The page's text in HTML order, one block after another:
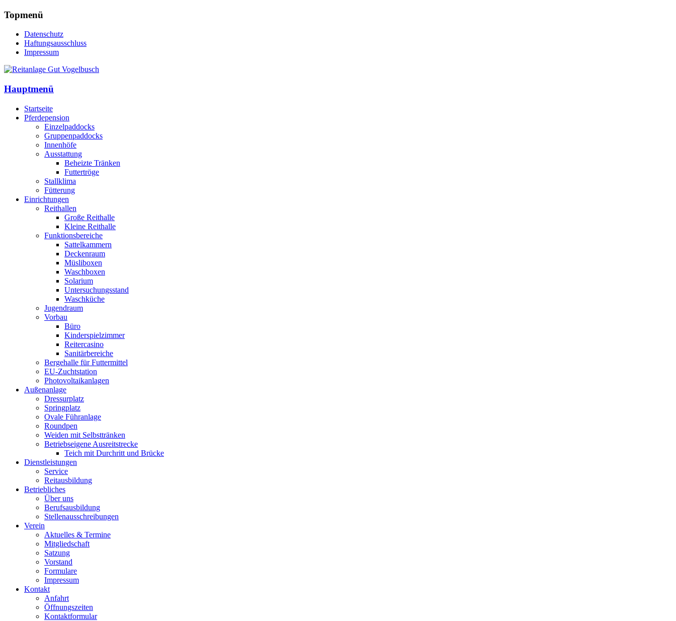
Topmenü
Datenschutz
Haftungsausschluss
Impressum
Hauptmenü
Startseite
Pferdepension
Einzelpaddocks
Gruppenpaddocks
Innenhöfe
Ausstattung
Beheizte Tränken
Futtertröge
Stallklima
Fütterung
Einrichtungen
Reithallen
Große Reithalle
Kleine Reithalle
Funktionsbereiche
Sattelkammern
Deckenraum
Müsliboxen
Waschboxen
Solarium
Untersuchungsstand
Waschküche
Jugendraum
Vorbau
Büro
Kinderspielzimmer
Reitercasino
Sanitärbereiche
Bergehalle für Futtermittel
EU-Zuchtstation
Photovoltaikanlagen
Außenanlage
Dressurplatz
Springplatz
Ovale Führanlage
Roundpen
Weiden mit Selbsttränken
Betriebseigene Ausreitstrecke
Teich mit Durchritt und Brücke
Dienstleistungen
Service
Reitausbildung
Betriebliches
Über uns
Berufsausbildung
Stellenausschreibungen
Verein
Aktuelles & Termine
Mitgliedschaft
Satzung
Vorstand
Formulare
Impressum
Kontakt
Anfahrt
Öffnungszeiten
Kontaktformular